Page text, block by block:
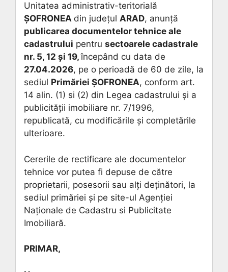
Unitatea administrativ-teritorială
ȘOFRONEA din județul ARAD, anunță
publicarea documentelor tehnice ale
cadastrului pentru sectoarele cadastrale
nr. 5, 12 și 19,începând cu data de
27.04.2026, pe o perioadă de 60 de zile, la
sediul Primăriei ȘOFRONEA, conform art.
14 alin. (1) si (2) din Legea cadastrului și a
publicității imobiliare nr. 7/1996,
republicată, cu modificările și completările
ulterioare.
Cererile de rectificare ale documentelor
tehnice vor putea fi depuse de către
proprietarii, posesorii sau alţi deţinători, la
sediul primăriei și pe site-ul Agenției
Naționale de Cadastru si Publicitate
Imobiliară.
PRIMAR,